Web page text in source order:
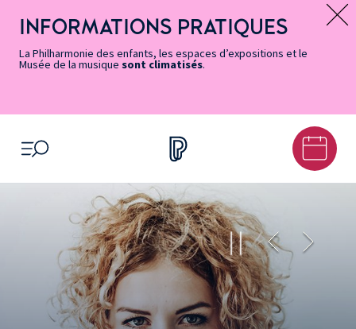
page
Accessibilité
accès
rapides
principal
contenu
principal
page
Message d’information
INFORMATIONS PRATIQUES
La Philharmonie des enfants, les espaces d’expositions et le
Musée de la musique sont climatisés.
OUVRIR LE MENU